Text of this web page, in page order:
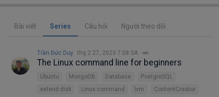
Bài viết Series Câu hỏi Người theo dõi
Trần Đức Duy thg 2 27, 2023 7:08 SA
The Linux command line for beginners
Ubuntu MongoDB Database
PostgreSQL
extend disk
Linux command lvm
ContentCreator